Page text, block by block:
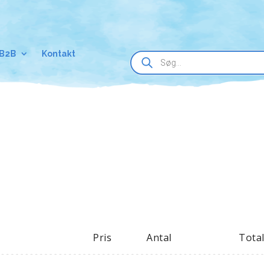
B2B
Kontakt
Products
search
Pris Antal Total